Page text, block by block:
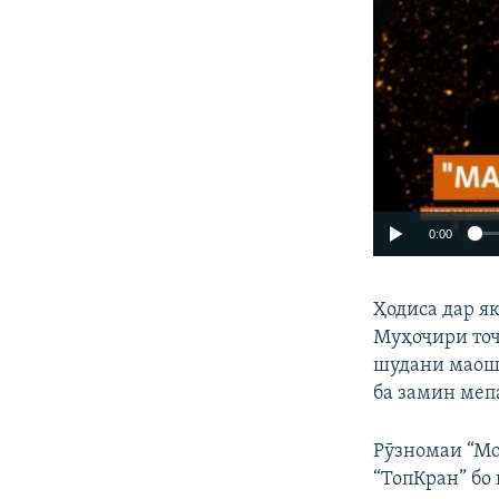
0:00
Ҳодиса дар
Муҳоҷири
шудани
ба замин
Рӯзномаи
“ТопКран”